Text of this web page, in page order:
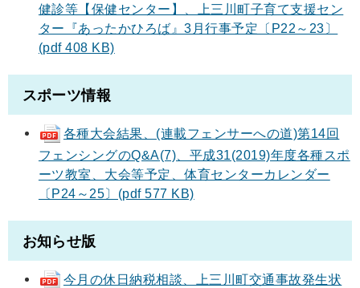
健診等【保健センター】、上三川町子育て支援セン
ター『あったかひろば』3月行事予定〔P22～23〕
(pdf 408 KB)
スポーツ情報
各種大会結果、(連載フェンサーへの道)第14回
フェンシングのQ&A(7)、平成31(2019)年度各種スポ
ーツ教室、大会等予定、体育センターカレンダー
〔P24～25〕(pdf 577 KB)
お知らせ版
今月の休日納税相談、上三川町交通事故発生状